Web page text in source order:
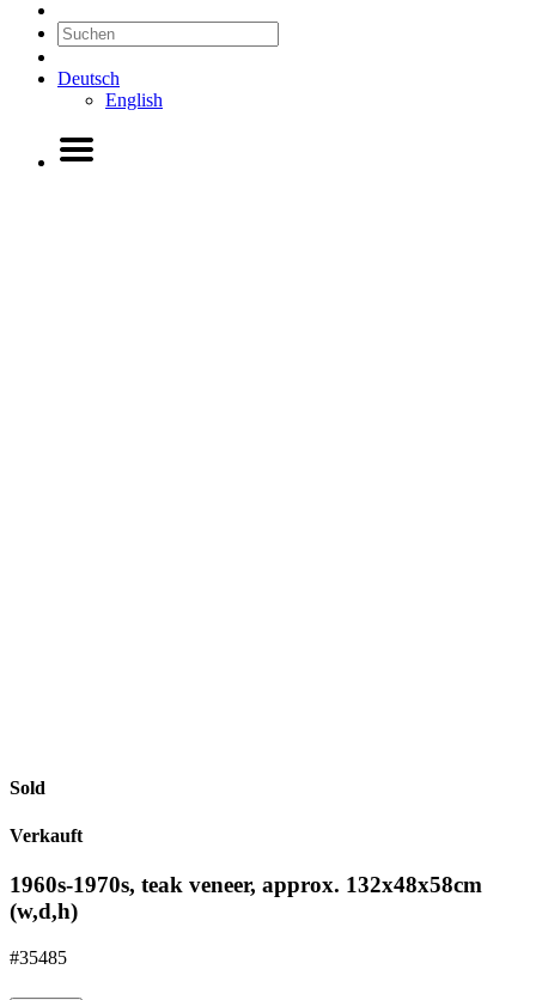
Deutsch
English
Sold
Verkauft
1960s-1970s, teak veneer, approx. 132x48x58cm
(w,d,h)
#35485